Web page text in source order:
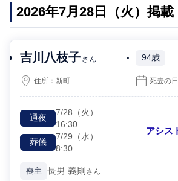
2026年7月28日（火）掲載
吉川八枝子 さん 94歳
住所： 新町 死去の
通夜
7/28 （火）
16:30
葬儀
7/29 （水）
8:30
アシス
喪主 長男 義則 さん